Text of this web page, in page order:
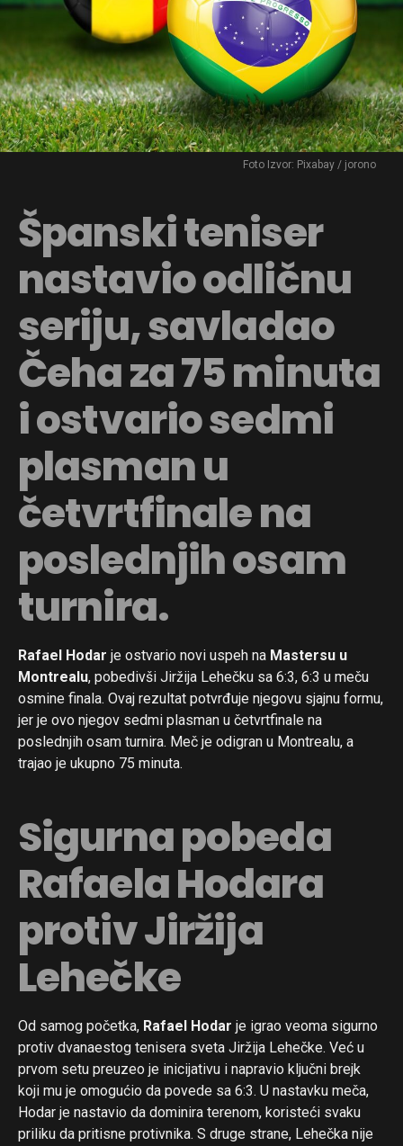
Foto Izvor: Pixabay / jorono
Španski teniser
nastavio odličnu
seriju, savladao
Čeha za 75 minuta
i ostvario sedmi
plasman u
četvrtfinale na
poslednjih osam
turnira.
Rafael Hodar je ostvario novi uspeh na Mastersu u
Montrealu, pobedivši Jiržija Lehečku sa 6:3, 6:3 u meču
osmine finala. Ovaj rezultat potvrđuje njegovu sjajnu formu,
jer je ovo njegov sedmi plasman u četvrtfinale na
poslednjih osam turnira. Meč je odigran u Montrealu, a
trajao je ukupno 75 minuta.
Sigurna pobeda
Rafaela Hodara
protiv Jiržija
Lehečke
Od samog početka, Rafael Hodar je igrao veoma sigurno
protiv dvanaestog tenisera sveta Jiržija Lehečke. Već u
prvom setu preuzeo je inicijativu i napravio ključni brejk
koji mu je omogućio da povede sa 6:3. U nastavku meča,
Hodar je nastavio da dominira terenom, koristeći svaku
priliku da pritisne protivnika. S druge strane, Lehečka nije